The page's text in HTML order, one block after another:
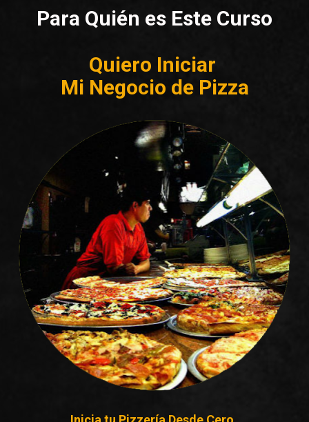
Para Quién es Este Curso
Quiero Iniciar
Mi Negocio de Pizza